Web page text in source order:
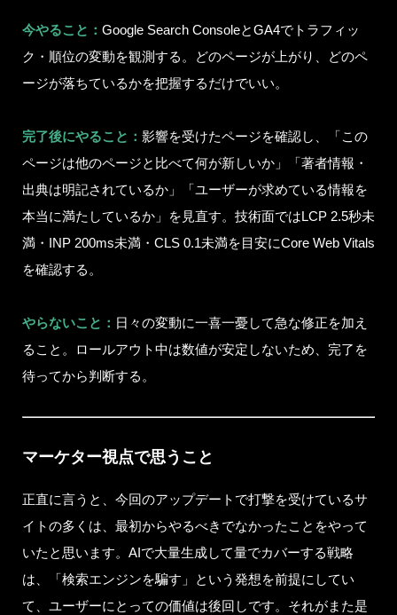
今やること： Google Search ConsoleとGA4でトラフィッ
ク・順位の変動を観測する。どのページが上がり、どのペ
ージが落ちているかを把握するだけでいい。
完了後にやること： 影響を受けたページを確認し、「この
ページは他のページと比べて何が新しいか」「著者情報・
出典は明記されているか」「ユーザーが求めている情報を
本当に満たしているか」を見直す。技術面ではLCP 2.5秒未
満・INP 200ms未満・CLS 0.1未満を目安にCore Web Vitals
を確認する。
やらないこと： 日々の変動に一喜一憂して急な修正を加え
ること。ロールアウト中は数値が安定しないため、完了を
待ってから判断する。
マーケター視点で思うこと
正直に言うと、今回のアップデートで打撃を受けているサ
イトの多くは、最初からやるべきでなかったことをやって
いたと思います。AIで大量生成して量でカバーする戦略
は、「検索エンジンを騙す」という発想を前提にしてい
て、ユーザーにとっての価値は後回しです。それがまた是